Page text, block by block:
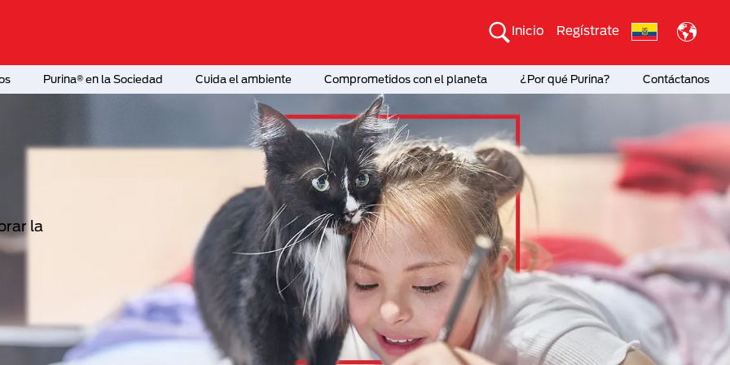
Inicio Regístrate
Purina® en la Sociedad Cuida el ambiente Comprometidos con el planeta ¿Por qué Purina? Contáctanos
la